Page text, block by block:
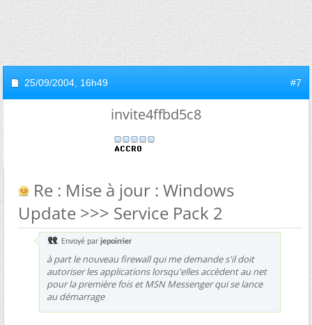
25/09/2004, 16h49 #7
invite4ffbd5c8
Re : Mise à jour : Windows
Update >>> Service Pack 2
Envoyé par jepoirrier
à part le nouveau firewall qui me demande s'il doit
autoriser les applications lorsqu'elles accèdent au net
pour la première fois et MSN Messenger qui se lance
au démarrage